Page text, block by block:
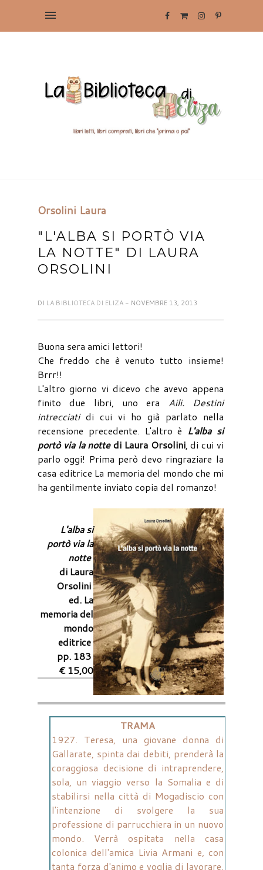
Orsolini Laura
"L'ALBA SI PORTÒ VIA
LA NOTTE" DI LAURA
ORSOLINI
DI LA BIBLIOTECA DI ELIZA - NOVEMBRE 13, 2013
Buona sera amici lettori!
Che freddo che è venuto tutto insieme!
Brrr!!
L'altro giorno vi dicevo che avevo appena
finito due libri, uno era Aili. Destini
intrecciatidi cui vi ho già parlato nella
recensione precedente. L'altro è L'alba si
portò via la nottedi Laura Orsolini, di cui vi
parlo oggi! Prima però devo ringraziare la
casa editrice La memoria del mondo che mi
ha gentilmente inviato copia del romanzo!
L'alba si
portò via la
notte
di Laura
Orsolini
ed. La
memoria del
mondo
editrice
pp. 183
€ 15,00
TRAMA
1927. Teresa, una giovane donna di
Gallarate, spinta dai debiti, prenderà la
coraggiosa decisione di intraprendere,
sola, un viaggio verso la Somalia e di
stabilirsi nella città di Mogadiscio con
l'intenzione di svolgere la sua
professione di parrucchiera in un nuovo
mondo. Verrà ospitata nella casa
colonica dell'amica Livia Armani e, con
tanta forza d'animo e voglia di lavorare,